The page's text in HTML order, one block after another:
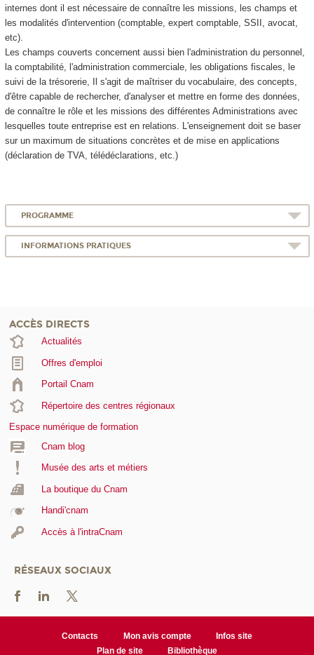
internes dont il est nécessaire de connaître les missions, les champs et
les modalités d'intervention (comptable, expert comptable, SSII, avocat,
etc).
Les champs couverts concernent aussi bien l'administration du personnel,
la comptabilité, l'administration commerciale, les obligations fiscales, le
suivi de la trésorerie, Il s'agit de maîtriser du vocabulaire, des concepts,
d'être capable de rechercher, d'analyser et mettre en forme des données,
de connaître le rôle et les missions des différentes Administrations avec
lesquelles toute entreprise est en relations. L'enseignement doit se baser
sur un maximum de situations concrètes et de mise en applications
(déclaration de TVA, télédéclarations, etc.)
PROGRAMME
INFORMATIONS PRATIQUES
ACCÈS DIRECTS
Actualités
Offres d'emploi
Portail Cnam
Répertoire des centres régionaux
Espace numérique de formation
Cnam blog
Musée des arts et métiers
La boutique du Cnam
Handi'cnam
Accès à l'intraCnam
RÉSEAUX SOCIAUX
Contacts Mon avis compte
Infos site
Plan de site
Bibliothèque